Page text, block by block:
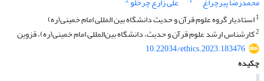
1استادیار گروه علوم قرآن و حدیث دانشگاه بین المللی امام خمینی(ره)
2کارشناس ارشد علوم قرآن و حدیث، دانشگاه بین‌المللی امام خمینی(ره)، قزوین
10.22034/ethics.2023.183476
چکیده